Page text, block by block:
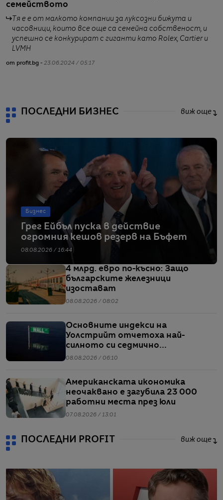
семейството
Тя е е от малкото компании за луксозни бижута и
часовници, които все още са семейна собственост, и
успешно се конкурират с гиганти като Rolex, Cartier и
LVMH
от profit.bg - 23.06.2024 / 05:17
ПОСЛЕДНИ БИЗНЕС виж още
Бизнес
Грег Ейбъл пуска в действие
огромния кешов резерв на Бъфет
08.08.2026 / 16:44
4 млрд. евро по-късно: Защо
българските железници
изостават
08.08.2026 / 08:02
Основните индекси на
Уолстрийт отчетоха най-
силното си седмично
представяне от април насам
08.08.2026 / 06:10
Американската икономика
неочаквано е загубила 23 000
работни места през юли
07.08.2026 / 13:01
ПОСЛЕДНИ PROFIT виж още